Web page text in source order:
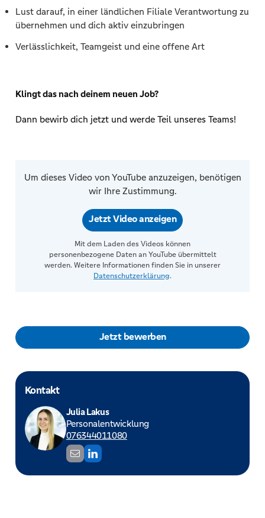
Lust darauf, in einer ländlichen Filiale Verantwortung zu
übernehmen und dich aktiv einzubringen
Verlässlichkeit, Teamgeist und eine offene Art
Klingt das nach deinem neuen Job?
Dann bewirb dich jetzt und werde Teil unseres Teams!
Um dieses Video von YouTube anzuzeigen, benötigen
wir Ihre Zustimmung.
Jetzt Video anzeigen
Mit dem Laden des Videos können
personenbezogene Daten an YouTube übermittelt
werden. Weitere Informationen finden Sie in unserer
Datenschutzerklärung.
Jetzt bewerben
Kontakt
Julia Lakus
Personalentwicklung
076344011080
j
u
L
i